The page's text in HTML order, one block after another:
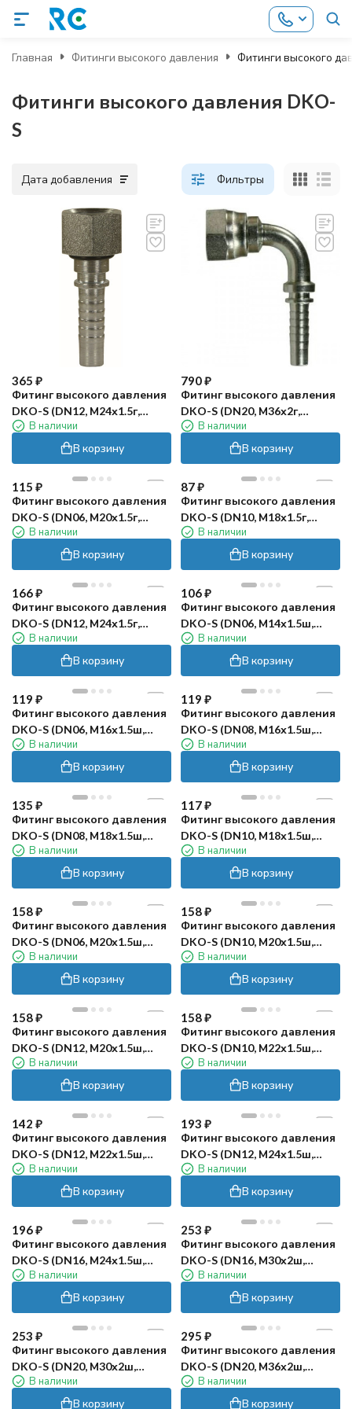
Главная Фитинги высокого давления Фитинги высокого
Фитинги высокого давления DKO-
S
Дата добавления Фильтры
365 ₽
Фитинг высокого давления
DKO-S (DN12, М24х1.5г,
оцинк) RC
В наличии
В корзину
790₽
Фитинг высокого давления
DKO-S (DN20, М36х2г,
90град, оцинк) RC
В наличии
В корзину
115 ₽
Фитинг высокого давления
DKO-S (DN06, М20х1.5г,
оцинк) Robin
В наличии
В корзину
87₽
Фитинг высокого давления
DKO-S (DN10, М18х1.5г,
оцинк) Robin
В наличии
В корзину
166₽
Фитинг высокого давления
DKO-S (DN12, М24х1.5г,
оцинк) Rick
В наличии
В корзину
106₽
Фитинг высокого давления
DKO-S (DN06, М14х1.5ш,
оцинк) Robin
В наличии
В корзину
119 ₽
Фитинг высокого давления
DKO-S (DN06, М16х1.5ш,
оцинк) Robin
В наличии
В корзину
119 ₽
Фитинг высокого давления
DKO-S (DN08, М16х1.5ш,
оцинк) Robin
В наличии
В корзину
135 ₽
Фитинг высокого давления
DKO-S (DN08, М18х1.5ш,
оцинк) Robin
В наличии
В корзину
117₽
Фитинг высокого давления
DKO-S (DN10, М18х1.5ш,
оцинк) Robin
В наличии
В корзину
158₽
Фитинг высокого давления
DKO-S (DN06, М20х1.5ш,
оцинк) Robin
В наличии
В корзину
158₽
Фитинг высокого давления
DKO-S (DN10, М20х1.5ш,
оцинк) Robin
В наличии
В корзину
158₽
Фитинг высокого давления
DKO-S (DN12, М20х1.5ш,
оцинк) Robin
В наличии
В корзину
158₽
Фитинг высокого давления
DKO-S (DN10, М22х1.5ш,
оцинк) Robin
В наличии
В корзину
142 ₽
Фитинг высокого давления
DKO-S (DN12, М22х1.5ш,
оцинк) Robin
В наличии
В корзину
193 ₽
Фитинг высокого давления
DKO-S (DN12, М24х1.5ш,
оцинк) Robin
В наличии
В корзину
196₽
Фитинг высокого давления
DKO-S (DN16, М24х1.5ш,
оцинк) Robin
В наличии
В корзину
253 ₽
Фитинг высокого давления
DKO-S (DN16, М30х2ш,
оцинк) Robin
В наличии
В корзину
253 ₽
Фитинг высокого давления
DKO-S (DN20, М30х2ш,
оцинк) Robin
В наличии
В корзину
295 ₽
Фитинг высокого давления
DKO-S (DN20, М36х2ш,
оцинк) Robin
В наличии
В корзину